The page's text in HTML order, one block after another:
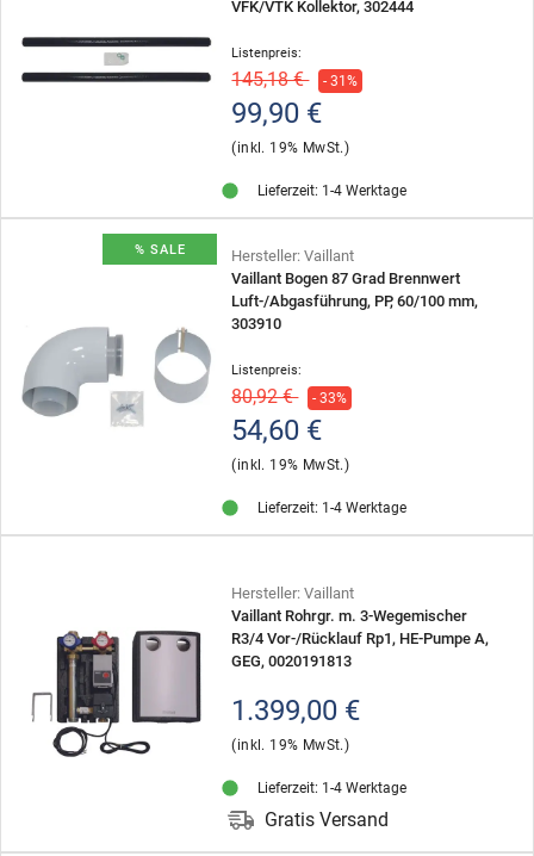
VFK/VTK Kollektor, 302444
Listenpreis:
145,18 € - 31%
99,90 €
(inkl. 19% MwSt.)
Lieferzeit: 1-4 Werktage
% SALE
Hersteller: Vaillant
Vaillant Bogen 87 Grad Brennwert
Luft-/Abgasführung, PP, 60/100 mm,
303910
Listenpreis:
80,92 € - 33%
54,60 €
(inkl. 19% MwSt.)
Lieferzeit: 1-4 Werktage
Hersteller: Vaillant
Vaillant Rohrgr. m. 3-Wegemischer
R3/4 Vor-/Rücklauf Rp1, HE-Pumpe A,
GEG, 0020191813
1.399,00 €
(inkl. 19% MwSt.)
Lieferzeit: 1-4 Werktage
Gratis Versand